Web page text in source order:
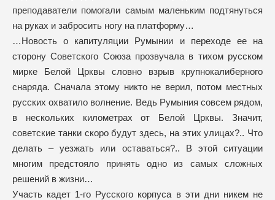
преподаватели помогали самым маленьким подтянуться
на руках и забросить ногу на платформу…
…Новость о капитуляции Румынии и переходе ее на
сторону Советского Союза прозвучала в тихом русском
мирке Белой Црквы словно взрыв крупнокалиберного
снаряда. Сначала этому никто не верил, потом местных
русских охватило волнение. Ведь Румыния совсем рядом,
в нескольких километрах от Белой Црквы. Значит,
советские танки скоро будут здесь, на этих улицах?.. Что
делать – уезжать или оставаться?.. В этой ситуации
многим предстояло принять одно из самых сложных
решений в жизни…
Участь кадет 1-го Русского корпуса в эти дни никем не